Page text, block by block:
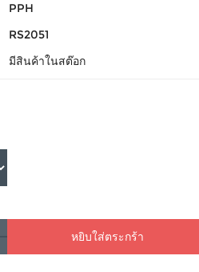
PPH
RS2051
มีสินค้าในสต๊อก
หยิบใส่ตระกร้า